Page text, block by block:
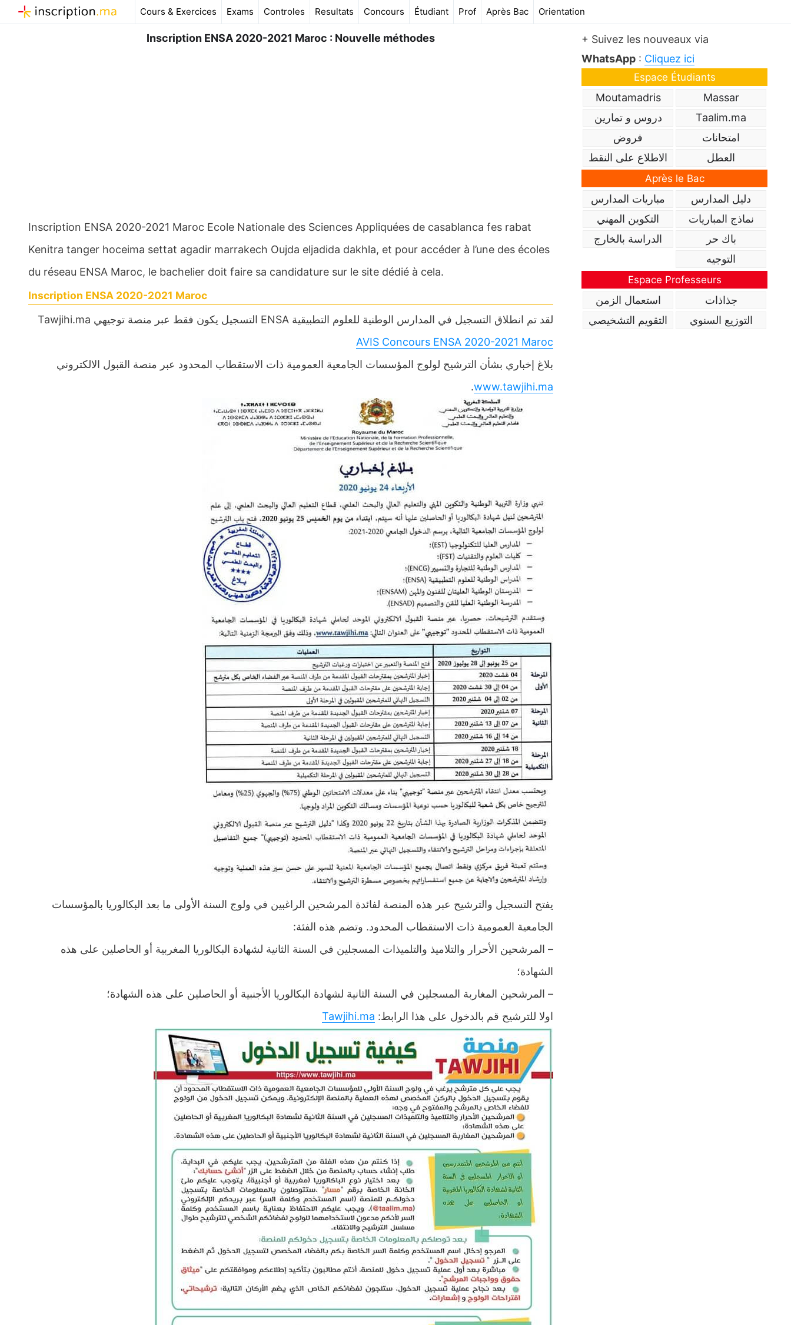
au
Cours & Exercices Exams Controles Resultats Concours Étudiant Prof Après Bac Orientation
Inscription ENSA 2020-2021 Maroc : Nouvelle méthodes
Inscription ENSA 2020-2021 Maroc Ecole Nationale des Sciences Appliquées de casablanca fes rabat
Kenitra tanger hoceima settat agadir marrakech Oujda eljadida dakhla, et pour accéder à l’une des écoles
du réseau ENSA Maroc, le bachelier doit faire sa candidature sur le site dédié à cela.
Inscription ENSA 2020-2021 Maroc
لقد تم انطلاق التسجيل في المدارس الوطنية للعلوم التطبيقية ENSA التسجيل يكون فقط عبر منصة توجيهي Tawjihi.ma
AVIS Concours ENSA 2020-2021 Maroc
بلاغ إخباري بشأن الترشيح لولوج المؤسسات الجامعية العمومية ذات الاستقطاب المحدود عبر منصة القبول الالكتروني
www.tawjihi.ma
.
يفتح التسجيل والترشيح عبر هذه المنصة لفائدة المرشحين الراغبين في ولوج السنة الأولى ما بعد البكالوريا بالمؤسسات
الجامعية العمومية ذات الاستقطاب المحدود. وتضم هذه الفئة:
– المرشحين الأحرار والتلاميذ والتلميذات المسجلين في السنة الثانية لشهادة البكالوريا المغربية أو الحاصلين على هذه
الشهادة؛
– المرشحين المغاربة المسجلين في السنة الثانية لشهادة البكالوريا الأجنبية أو الحاصلين على هذه الشهادة؛
اولا للترشيح قم بالدخول على هذا الرابط: Tawjihi.ma
+ Suivez les nouveaux via
WhatsApp : Cliquez ici
Espace Étudiants
Massar
Moutamadris
Taalim.ma
دروس و تمارين
امتحانات
فروض
العطل
الاطلاع على النقط
Après le Bac
دليل المدارس
مباريات المدارس
نماذج المباريات
التكوين المهني
باك حر
الدراسة بالخارج
التوجيه
Espace Professeurs
جذاذات
استعمال الزمن
التوزيع السنوي
التقويم التشخيصي